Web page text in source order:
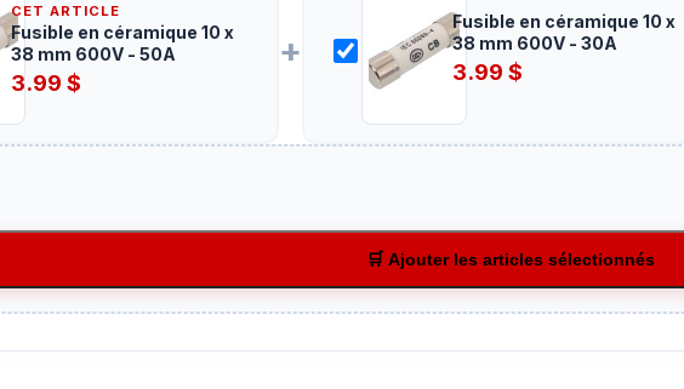
CET ARTICLE
Fusible en céramique 10 x
38 mm 600V - 50A
3.99 $
+
Fusible en céramique 10 x
38 mm 600V - 30A
3.99$
🛒 Ajouter les articles sélectionnés